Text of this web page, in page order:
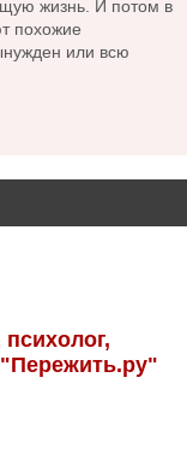
жизнь. И потом в
похожие
или всю